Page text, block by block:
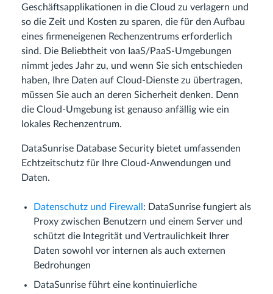
Geschäftsapplikationen in die Cloud zu verlagern und
so die Zeit und Kosten zu sparen, die für den Aufbau
eines firmeneigenen Rechenzentrums erforderlich
sind. Die Beliebtheit von IaaS/PaaS-Umgebungen
nimmt jedes Jahr zu, und wenn Sie sich entschieden
haben, Ihre Daten auf Cloud-Dienste zu übertragen,
müssen Sie auch an deren Sicherheit denken. Denn
die Cloud-Umgebung ist genauso anfällig wie ein
lokales Rechenzentrum.
DataSunrise Database Security bietet umfassenden
Echtzeitschutz für Ihre Cloud-Anwendungen und
Daten.
Datenschutz und Firewall : DataSunrise fungiert als
Proxy zwischen Benutzern und einem Server und
schützt die Integrität und Vertraulichkeit Ihrer
Daten sowohl vor internen als auch externen
Bedrohungen
DataSunrise führt eine kontinuierliche